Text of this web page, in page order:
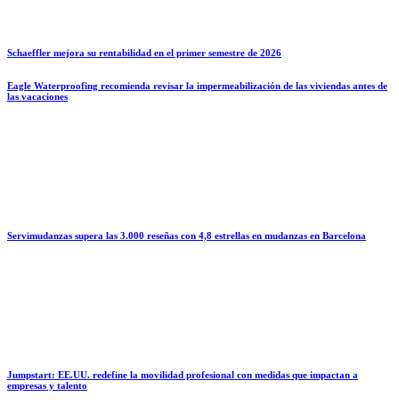
Schaeffler mejora su rentabilidad en el primer semestre de 2026
Eagle Waterproofing recomienda revisar la impermeabilización de las viviendas antes de
las vacaciones
Servimudanzas supera las 3.000 reseñas con 4,8 estrellas en mudanzas en Barcelona
Jumpstart: EE.UU. redefine la movilidad profesional con medidas que impactan a
empresas y talento